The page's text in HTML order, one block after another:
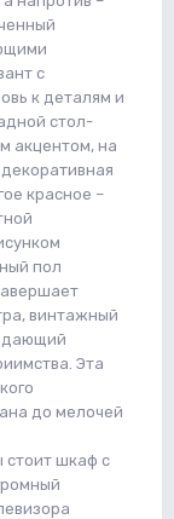
с
к деталям и
стол-
акцентом, на
красное –
пол
винтажный
Эта
до мелочей
стоит шкаф с